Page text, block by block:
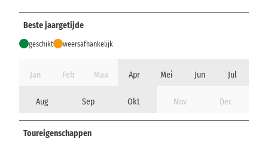
Beste jaargetijde
geschikt weersafhankelijk
Jan Feb Maa Apr Mei Jun Jul
Aug Sep Okt Nov Dec
Toureigenschappen